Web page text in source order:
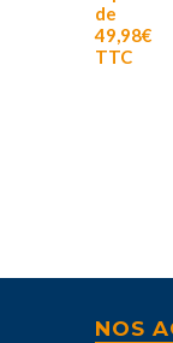
de
49,98€
TTC
NOS